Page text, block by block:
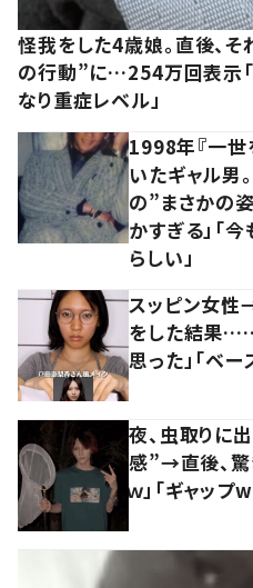
怪我をした4歳娘。直後、
の行動”に…254万回表示「
なり重症レベル」
1998年『一世
いたギャル男
の”まさかの姿
かすぎる」「
らしい」
スッピン女性
をした結果
思った」「ベー
夜、虫取りに
感”→直後、驚
ｗ」「ギャップ